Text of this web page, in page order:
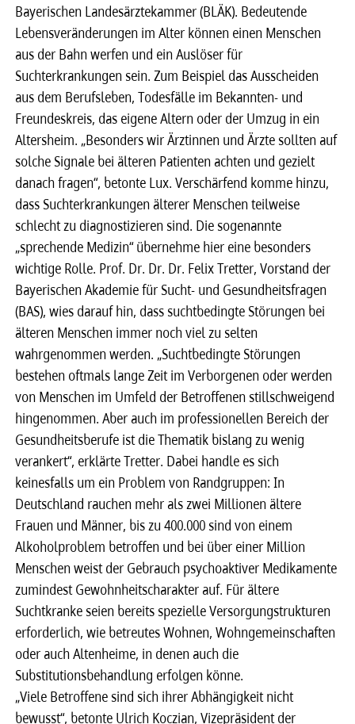
Bayerischen Landesärztekammer (BLÄK). Bedeutende
Lebensveränderungen im Alter können einen Menschen
aus der Bahn werfen und ein Auslöser für
Suchterkrankungen sein. Zum Beispiel das Ausscheiden
aus dem Berufsleben, Todesfälle im Bekannten- und
Freundeskreis, das eigene Altern oder der Umzug in ein
Altersheim. „Besonders wir Ärztinnen und Ärzte sollten auf
solche Signale bei älteren Patienten achten und gezielt
danach fragen“, betonte Lux. Verschärfend komme hinzu,
dass Suchterkrankungen älterer Menschen teilweise
schlecht zu diagnostizieren sind. Die sogenannte
„sprechende Medizin“ übernehme hier eine besonders
wichtige Rolle. Prof. Dr. Dr. Dr. Felix Tretter, Vorstand der
Bayerischen Akademie für Sucht- und Gesundheitsfragen
(BAS), wies darauf hin, dass suchtbedingte Störungen bei
älteren Menschen immer noch viel zu selten
wahrgenommen werden. „Suchtbedingte Störungen
bestehen oftmals lange Zeit im Verborgenen oder werden
von Menschen im Umfeld der Betroffenen stillschweigend
hingenommen. Aber auch im professionellen Bereich der
Gesundheitsberufe ist die Thematik bislang zu wenig
verankert“, erklärte Tretter. Dabei handle es sich
keinesfalls um ein Problem von Randgruppen: In
Deutschland rauchen mehr als zwei Millionen ältere
Frauen und Männer, bis zu 400.000 sind von einem
Alkoholproblem betroffen und bei über einer Million
Menschen weist der Gebrauch psychoaktiver Medikamente
zumindest Gewohnheitscharakter auf. Für ältere
Suchtkranke seien bereits spezielle Versorgungstrukturen
erforderlich, wie betreutes Wohnen, Wohngemeinschaften
oder auch Altenheime, in denen auch die
Substitutionsbehandlung erfolgen könne.
„Viele Betroffene sind sich ihrer Abhängigkeit nicht
bewusst“, betonte Ulrich Koczian, Vizepräsident der